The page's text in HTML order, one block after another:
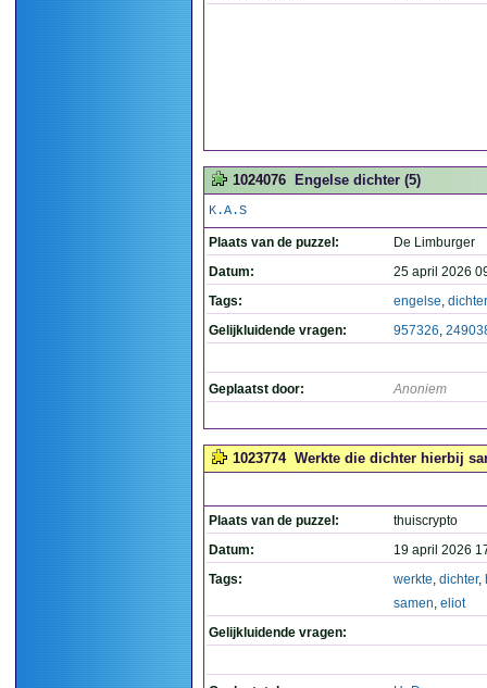
1024076 Engelse dichter (5)
K.A.S
Plaats van de puzzel:
De Limburger
Datum:
25 april 2026
Tags:
engelse, dichter
Gelijkluidende vragen:
957326,
Geplaatst door: Anoniem
1023774 Werkte die dichter hierbij
Plaats van de puzzel:
thuiscrypto
Datum:
19 april 2026
Tags:
werkte, dichter,
samen, eliot
Gelijkluidende vragen: